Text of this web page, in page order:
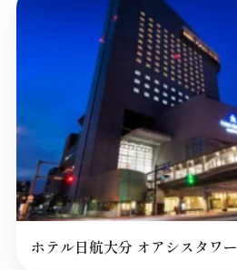
ホテル日航大分 オアシスタワー